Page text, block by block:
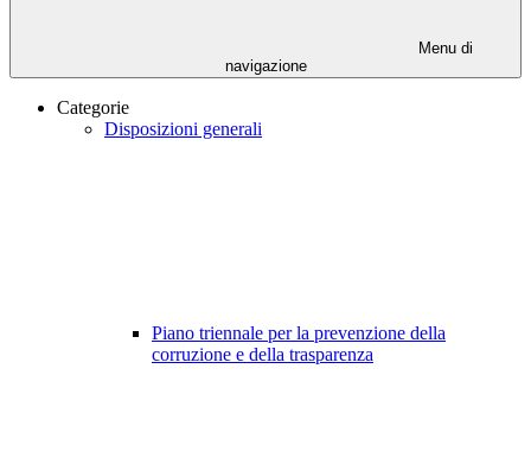
Menu di
navigazione
Categorie
Disposizioni generali
Piano triennale per la prevenzione della
corruzione e della trasparenza